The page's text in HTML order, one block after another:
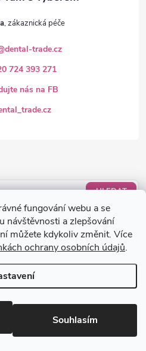
fungování webu a se
návštěvnosti a zlepšování
můžete kdykoliv změnit. Více
ochrany osobních údajů.
Souhlasím
HLEDAT
/0 KČ
dental-trade.cz
724 393 271
nás na FB
. Všechna práva vyhrazena.Upravit
cookies